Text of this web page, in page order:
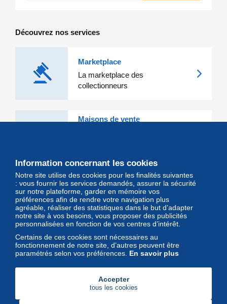
Découvrez nos services
Marketplace
La marketplace des
collectionneurs
Maisons de vente
Magazine
Un regard unique et décalé sur
l'univers des timbres et leurs
collectionneurs
Information concernant les cookies
Notre site utilise des cookies pour les finalités suivantes
: vous fournir les services demandés, assurer la sécurité
sur notre plateforme, garder en mémoire vos
préférences afin de rendre votre navigation plus
agréable, réaliser des statistiques dans le but d’adapter
notre site à vos besoins, vous proposer des publicités
personnalisées en fonction de vos centres d’intérêt.
Certains de ces cookies sont nécessaires au
fonctionnement de notre site, d’autres peuvent être
paramétrés selon vos préférences. En savoir plus
Accepter
tous les cookies